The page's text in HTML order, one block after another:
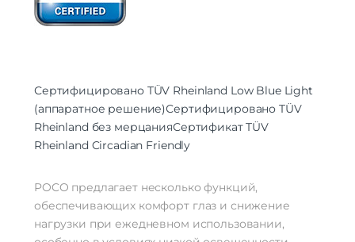
Сертифицировано TÜV Rheinland Low Blue Light
(аппаратное решение)Сертифицировано TÜV
Rheinland без мерцанияСертификат TÜV
Rheinland Circadian Friendly
POCO предлагает несколько функций,
обеспечивающих комфорт глаз и снижение
нагрузки при ежедневном использовании,